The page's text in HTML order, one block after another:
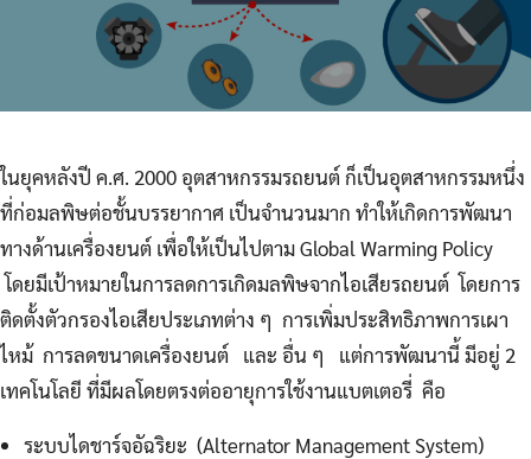
บเรา
ในยุคหลังปี ค.ศ. 2000 อุตสาหกรรมรถยนต์ ก็เป็นอุตสาหกรรมหนึ่ง
ที่ก่อมลพิษต่อชั้นบรรยากาศ เป็นจำนวนมาก ทำให้เกิดการพัฒนา
ทางด้านเครื่องยนต์ เพื่อให้เป็นไปตาม Global Warming Policy
โดยมีเป้าหมายในการลดการเกิดมลพิษจากไอเสียรถยนต์ โดยการ
ติดตั้งตัวกรองไอเสียประเภทต่าง ๆ การเพิ่มประสิทธิภาพการเผา
ไหม้ การลดขนาดเครื่องยนต์ และ อื่น ๆ แต่การพัฒนานี้ มีอยู่ 2
เทคโนโลยี ที่มีผลโดยตรงต่ออายุการใช้งานแบตเตอรี่ คือ
ระบบไดชาร์จอัฉริยะ (Alternator Management System)